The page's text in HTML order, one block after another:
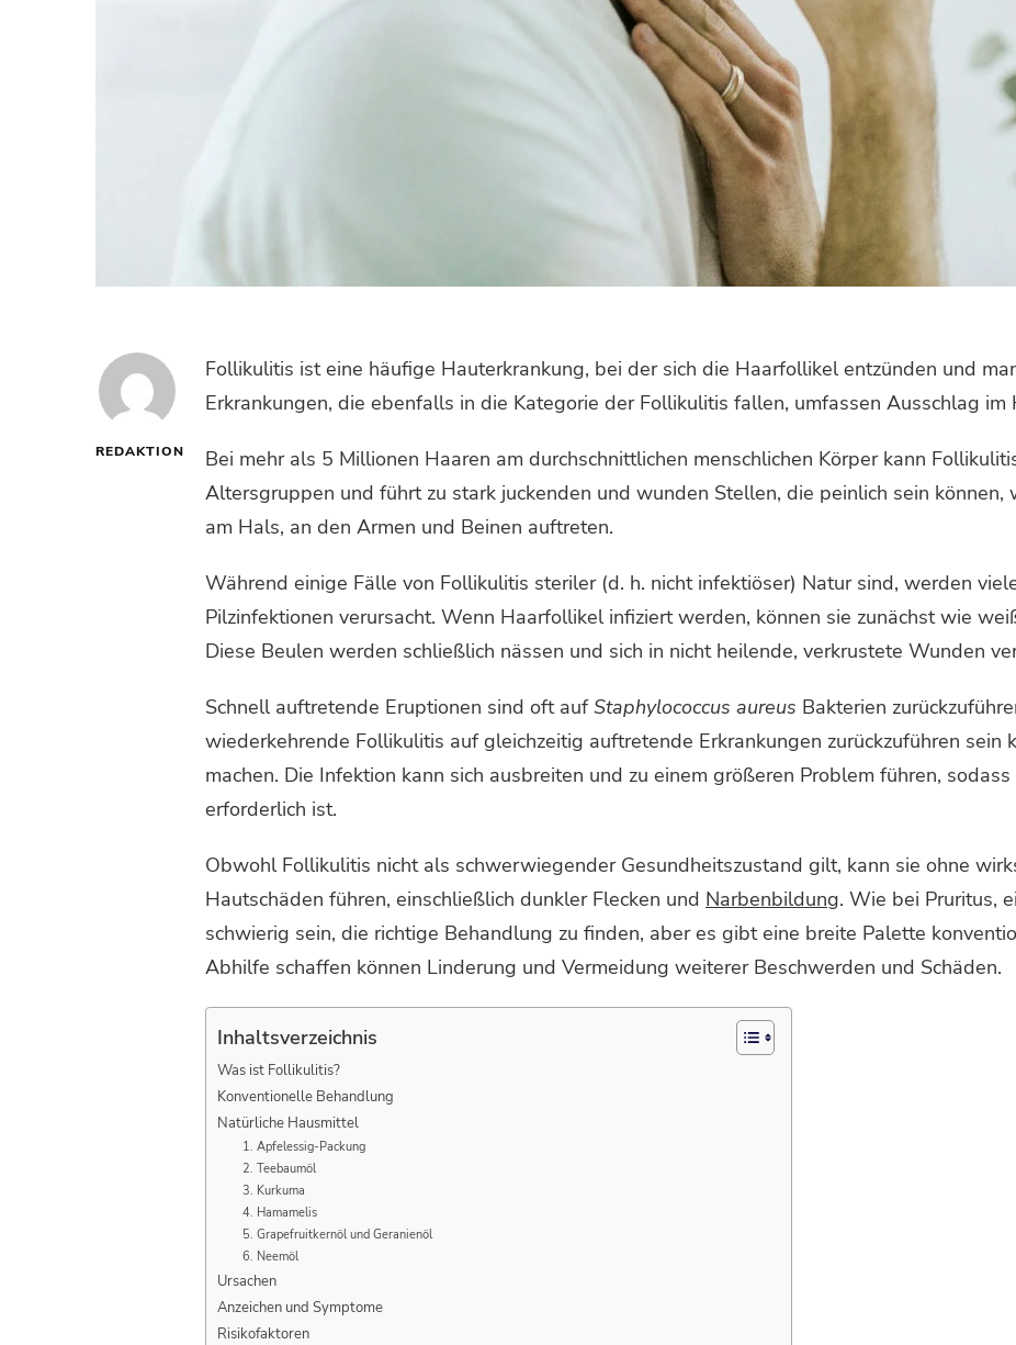
REDAKTION
Follikulitis ist eine häufige Hauterkrankung, bei der sich die Haarfollikel entzünden und
Erkrankungen, die ebenfalls in die Kategorie der Follikulitis fallen, umfassen Ausschlag im
Bei mehr als 5 Millionen Haaren am durchschnittlichen menschlichen Körper kann
Altersgruppen und führt zu stark juckenden und wunden Stellen, die peinlich sein können,
am Hals, an den Armen und Beinen auftreten.
Während einige Fälle von Follikulitis steriler (d. h. nicht infektiöser) Natur sind, werden
Pilzinfektionen verursacht. Wenn Haarfollikel infiziert werden, können sie zunächst wie
Diese Beulen werden schließlich nässen und sich in nicht heilende, verkrustete Wunden
Schnell auftretende Eruptionen sind oft aufStaphylococcus aureus Bakterien
wiederkehrende Follikulitis auf gleichzeitig auftretende Erkrankungen zurückzuführen sein
machen. Die Infektion kann sich ausbreiten und zu einem größeren Problem führen,
erforderlich ist.
Obwohl Follikulitis nicht als schwerwiegender Gesundheitszustand gilt, kann sie ohne
Hautschäden führen, einschließlich dunkler Flecken und Narbenbildung. Wie bei Pruritus,
schwierig sein, die richtige Behandlung zu finden, aber es gibt eine breite Palette
Abhilfe schaffen können Linderung und Vermeidung weiterer Beschwerden und Schäden.
Inhaltsverzeichnis
Was ist Follikulitis?
Konventionelle Behandlung
Natürliche Hausmittel
1. Apfelessig-Packung
2. Teebaumöl
3. Kurkuma
4. Hamamelis
5. Grapefruitkernöl und Geranienöl
6. Neemöl
Ursachen
Anzeichen und Symptome
Risikofaktoren